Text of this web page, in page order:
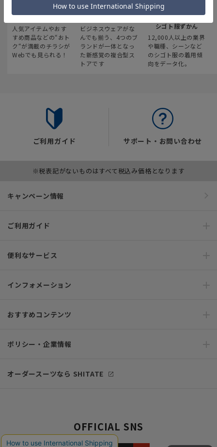
最新のお買い得情報
人気アイテムやおす
すめ商品などの“おト
ク“が満載のチラシが
Webでも見られる！
スーツスクエア
ビジネスウェアがな
んでも揃う、4つのブ
ランドが一体となっ
た新感覚の複合型ス
トアです
みんなの
シゴト服ずかん
12,000人以上の業界
や職種、シーンなど
のシゴト服の着用傾
向をデータ化。
ご利用ガイド サポート・お問い合わせ
※税表記がないものはすべて税込み価格となります
キャンペーン情報
ご利用ガイド
便利なサービス
インフォメーション
おすすめコンテンツ
ポリシー・企業情報
オーダースーツなら SHITATE
OFFICIAL SNS